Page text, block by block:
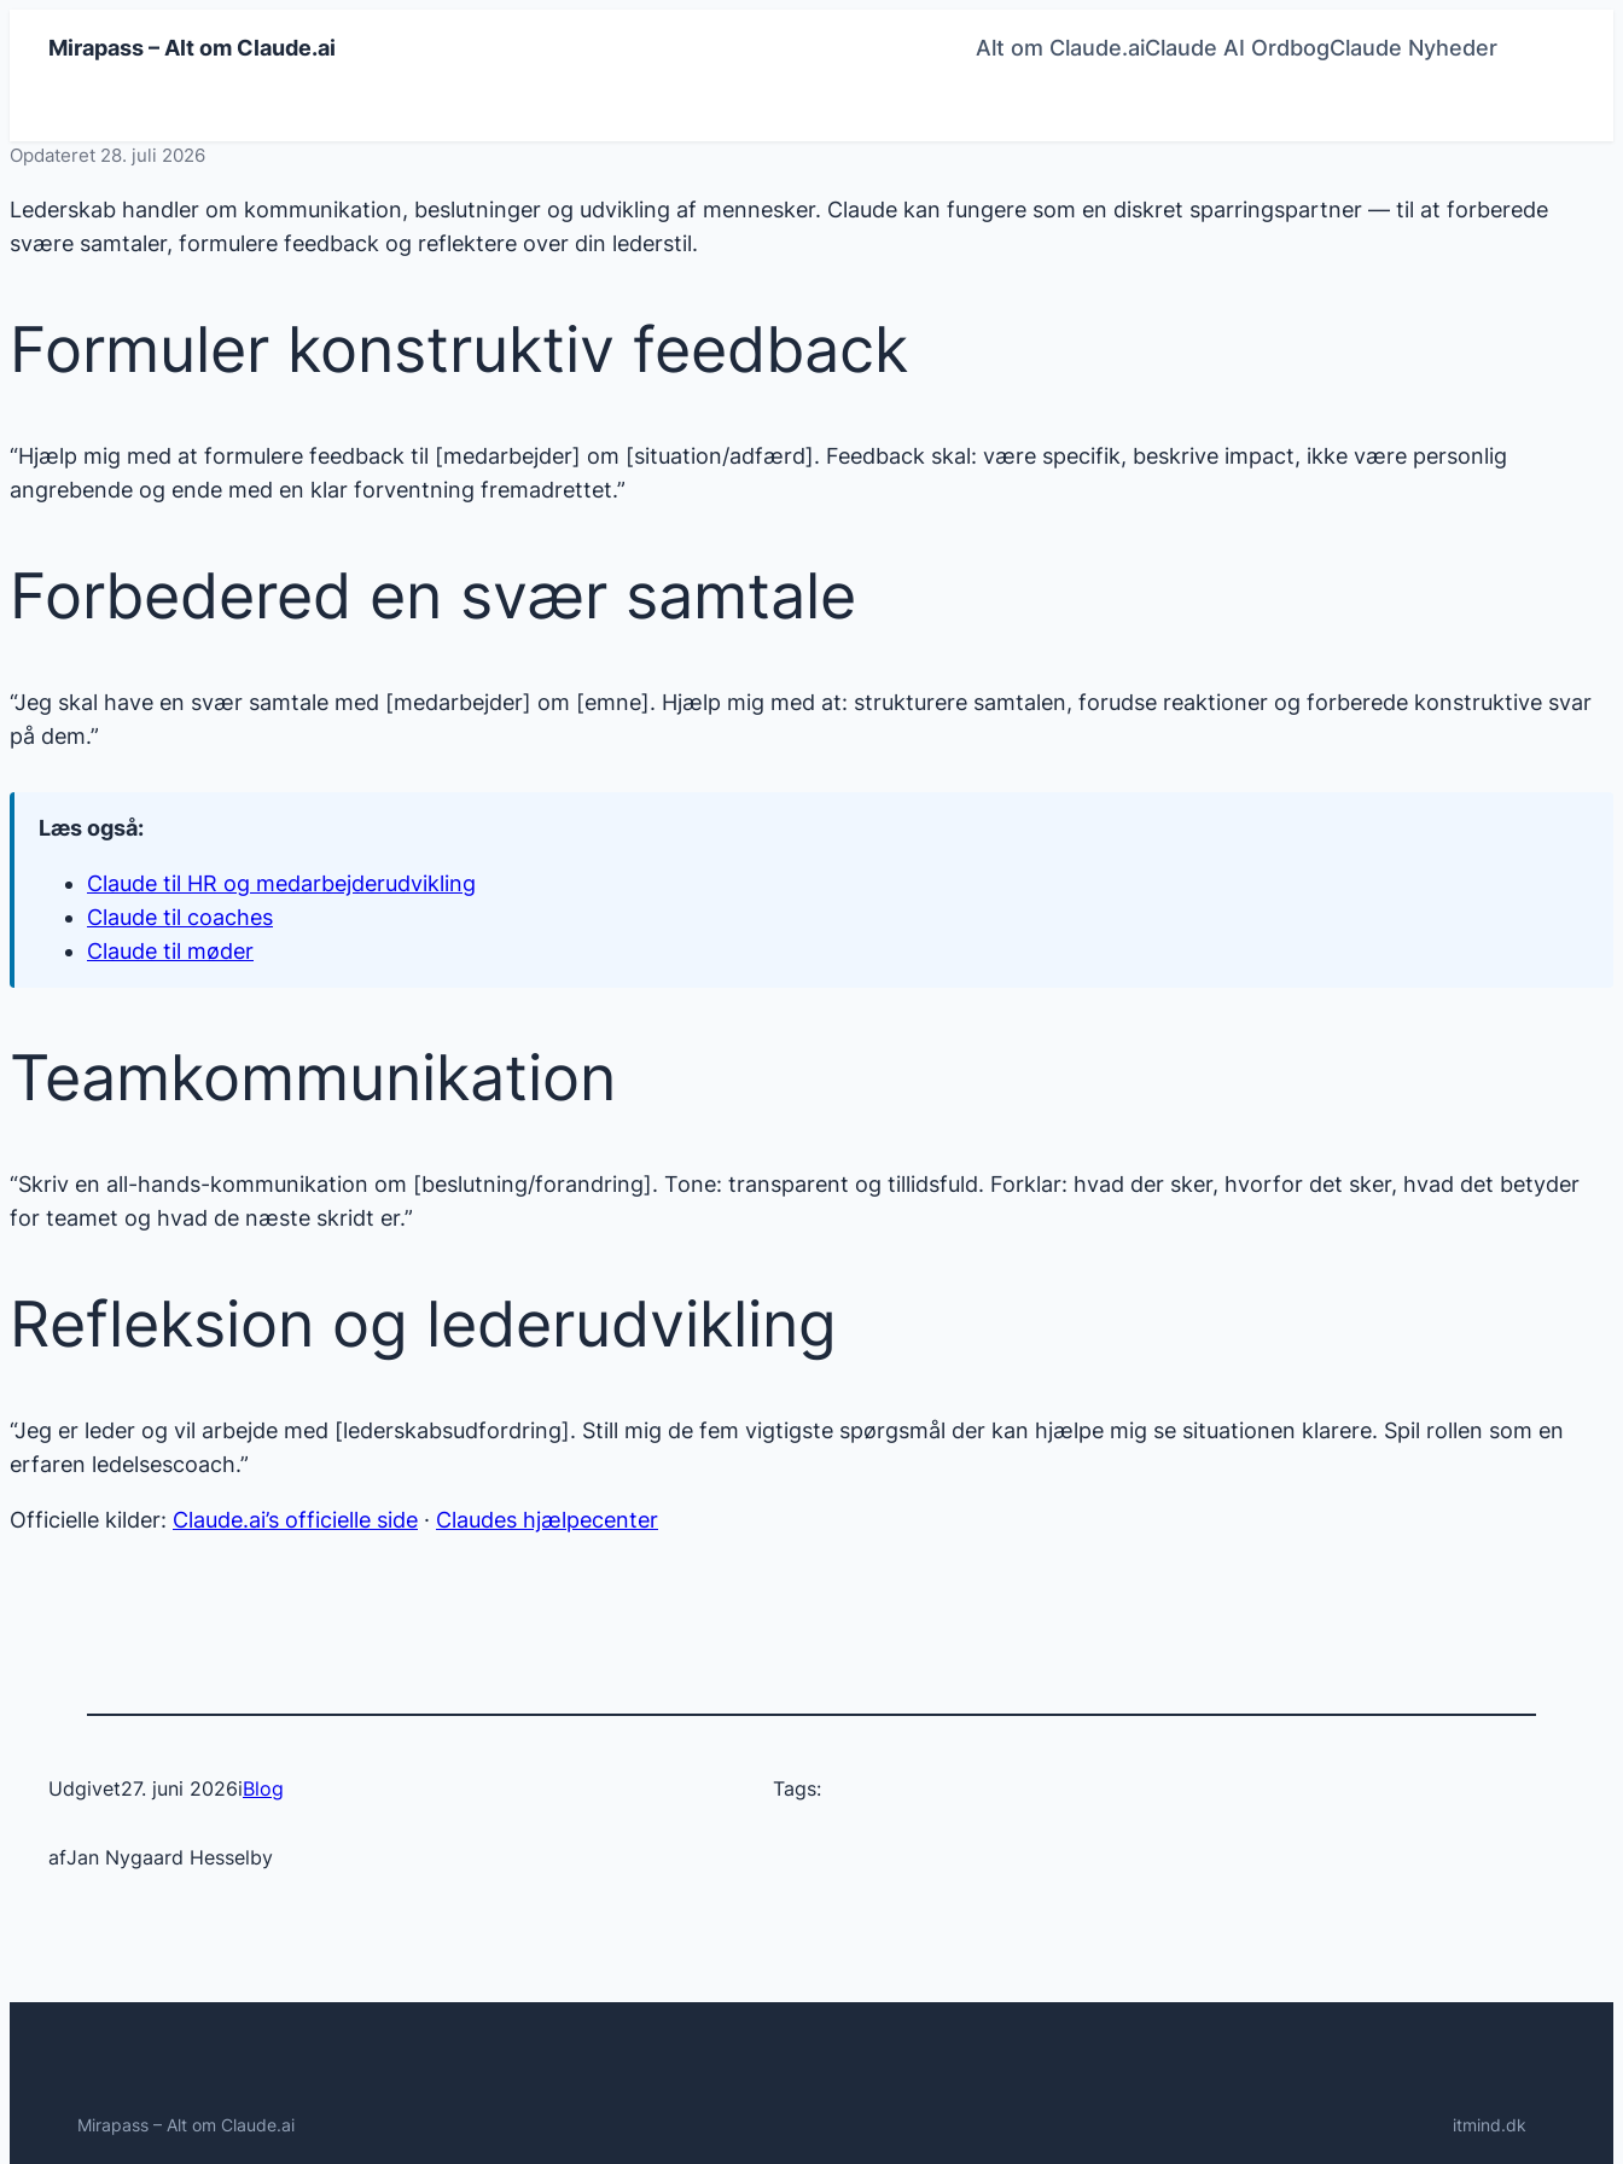
Mirapass – Alt om Claude.ai Alt om Claude.aiClaude AI OrdbogClaude Nyheder
Opdateret 28. juli 2026
Lederskab handler om kommunikation, beslutninger og udvikling af mennesker. Claude kan fungere som en diskret sparringspartner — til at forberede
svære samtaler, formulere feedback og reflektere over din lederstil.
Formuler konstruktiv feedback
“Hjælp mig med at formulere feedback til [medarbejder] om [situation/adfærd]. Feedback skal: være specifik, beskrive impact, ikke være personlig
angrebende og ende med en klar forventning fremadrettet.”
Forbedered en svær samtale
“Jeg skal have en svær samtale med [medarbejder] om [emne]. Hjælp mig med at: strukturere samtalen, forudse reaktioner og forberede konstruktive svar
på dem.”
Læs også:
Claude til HR og medarbejderudvikling
Claude til coaches
Claude til møder
Teamkommunikation
“Skriv en all-hands-kommunikation om [beslutning/forandring]. Tone: transparent og tillidsfuld. Forklar: hvad der sker, hvorfor det sker, hvad det betyder
for teamet og hvad de næste skridt er.”
Refleksion og lederudvikling
“Jeg er leder og vil arbejde med [lederskabsudfordring]. Still mig de fem vigtigste spørgsmål der kan hjælpe mig se situationen klarere. Spil rollen som en
erfaren ledelsescoach.”
Officielle kilder: Claude.ai’s officielle side · Claudes hjælpecenter
Udgivet27. juni 2026iBlog
afJan Nygaard Hesselby
Tags:
Mirapass – Alt om Claude.ai itmind.dk